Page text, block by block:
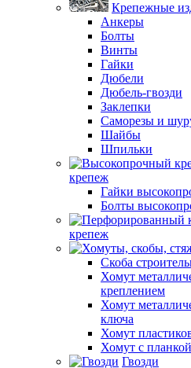
Крепежные
Анкеры
Болты
Винты
Гайки
Дюбели
Дюбель-гвозди
Заклепки
Саморезы и
Шайбы
Шпильки
крепеж
Гайки
Болты
крепеж
Скоба
Хомут
креплением
Хомут
ключа
Хомут
Хомут с планкой
Гвозди